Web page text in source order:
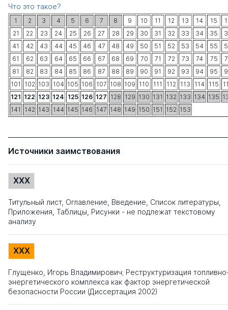
Что это такое?
1 2 3 4 5 6 7 8 9 10 11 12 13 14 15
21
22 23 24 25 26 27 28 29 30 31 32 33 34 35
41
42 43 44 45 46 47 48 49 50 51 52 53 54 55
61
62 63 64 65 66 67 68 69 70 71 72 73 74 75
81
82 83 84 85 86 87 88 89 90 91 92 93 94 95
101
102 103 104 105 106 107 108 109 110 111 112 113 114 115
121 122 123 124 125 126 127 128 129 130 131 132 133 134 135
141
142 143 144 145 146 147 148 149 150 151 152 153
Источники заимствования
XXX
Титульный лист, Оглавление, Введение, Список литературы,
Приложения, Таблицы, Рисунки - не подлежат текстовому
анализу
XXX
Глущенко, Игорь Владимирович; Реструктуризация
энергетического комплекса как фактор энергетической
безопасности России (Диссертация 2002)